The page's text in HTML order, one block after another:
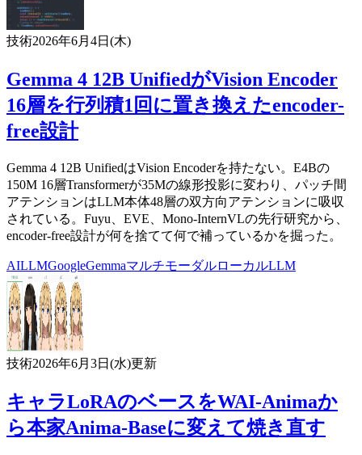
技術2026年6月4日(木)
Gemma 4 12B UnifiedがVision Encoder
16層を行列積1回に置き換えたencoder-
free設計
Gemma 4 12B UnifiedはVision Encoderを持たない。E4Bの
150M 16層Transformerが35Mの線形投影に変わり、パッチ間
アテンションはLLM本体48層の双方向アテンションに吸収
されている。Fuyu、EVE、Mono-InternVLの先行研究から、
encoder-free設計が何を捨てて何で補っているかを掘った。
AILLMGoogleGemmaマルチモーダルローカルLLM
技術2026年6月3日(水)更新
キャラLoRAのベースをWAI-Animaか
ら本家Anima-Baseに変えて焼き直す